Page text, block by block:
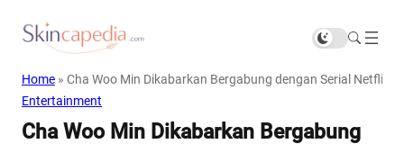
Home » Cha Woo Min Dikabarkan Bergabung dengan Serial Netflix
Entertainment
Cha Woo Min Dikabarkan Bergabung